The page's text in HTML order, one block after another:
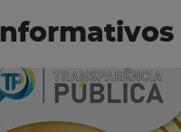
Informativos